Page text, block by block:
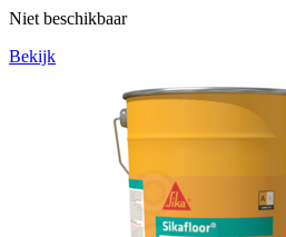
Niet beschikbaar
Bekijk